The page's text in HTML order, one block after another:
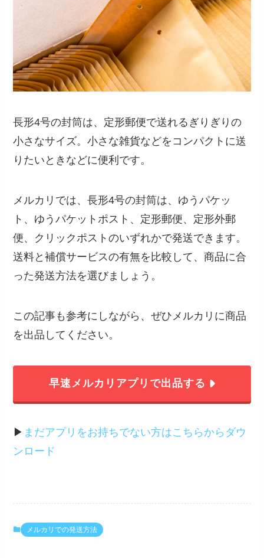
長形4号の封筒は、定形郵便で送れるぎりぎりの
小さなサイズ。小さな雑貨などをコンパクトに送
りたいときなどに便利です。
メルカリでは、長形4号の封筒は、ゆうパケッ
ト、ゆうパケットポスト、定形郵便、定形外郵
便、クリックポストのいずれかで発送できます。
送料と補償サービスの有無を比較して、商品に合
った発送方法を選びましょう。
この記事も参考にしながら、ぜひメルカリに商品
を出品してください。
早速メルカリアプリで出品する
▶︎ まだアプリをお持ちでない方はこちらからダウ
ンロード
メルカリでの発送方法